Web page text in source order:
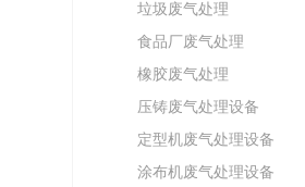
垃圾废气处理
食品厂废气处理
橡胶废气处理
压铸废气处理设备
定型机废气处理设备
涂布机废气处理设备